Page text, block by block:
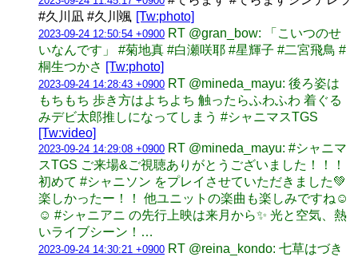
#久川凪 #久川颯 [Tw:photo]
2023-09-24 12:50:54 +0900 RT @gran_bow: 「こいつのせ
いなんです」 #菊地真 #白瀬咲耶 #星輝子 #二宮飛鳥 #
桐生つかさ [Tw:photo]
2023-09-24 14:28:43 +0900 RT @mineda_mayu: 後ろ姿は
もちもち 歩き方はよちよち 触ったらふわふわ 着ぐる
みデビ太郎推しになってしまう #シャニマスTGS
[Tw:video]
2023-09-24 14:29:08 +0900 RT @mineda_mayu: #シャニマ
スTGS ご来場&ご視聴ありがとうございました！！！
初めて #シャニソン をプレイさせていただきました💚
楽しかったー！！ 他ユニットの楽曲も楽しみですね☺️
☺️ #シャニアニ の先行上映は来月から✨ 光と空気、熱
いライブシーン！…
2023-09-24 14:30:21 +0900 RT @reina_kondo: 七草はづき